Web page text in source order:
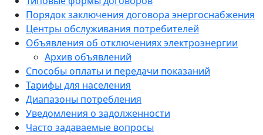
Порядок заключения договора энергоснабжения
Центры обслуживания потребителей
Объявления об отключениях электроэнергии
Архив объявлений
Способы оплаты и передачи показаний
Тарифы для населения
Диапазоны потребления
Уведомления о задолженности
Часто задаваемые вопросы